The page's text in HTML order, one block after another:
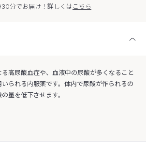
30分でお届け！詳しくはこちら
高尿酸血症や、血液中の尿酸が多くなること
られる内服薬です。体内で尿酸が作られるの
量を低下させます。